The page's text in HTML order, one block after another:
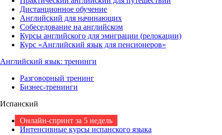
Дистанционное обучение
Английский для начинающих
Собеседование на английском
Курсы английского для эмиграции (релокации)
Курс «Английский язык для пенсионеров»
Английский язык: тренинги
Разговорный тренинг
Бизнес-тренинги
Испанский
Онлайн-спринт за 5 недель
Интенсивные курсы испанского языка